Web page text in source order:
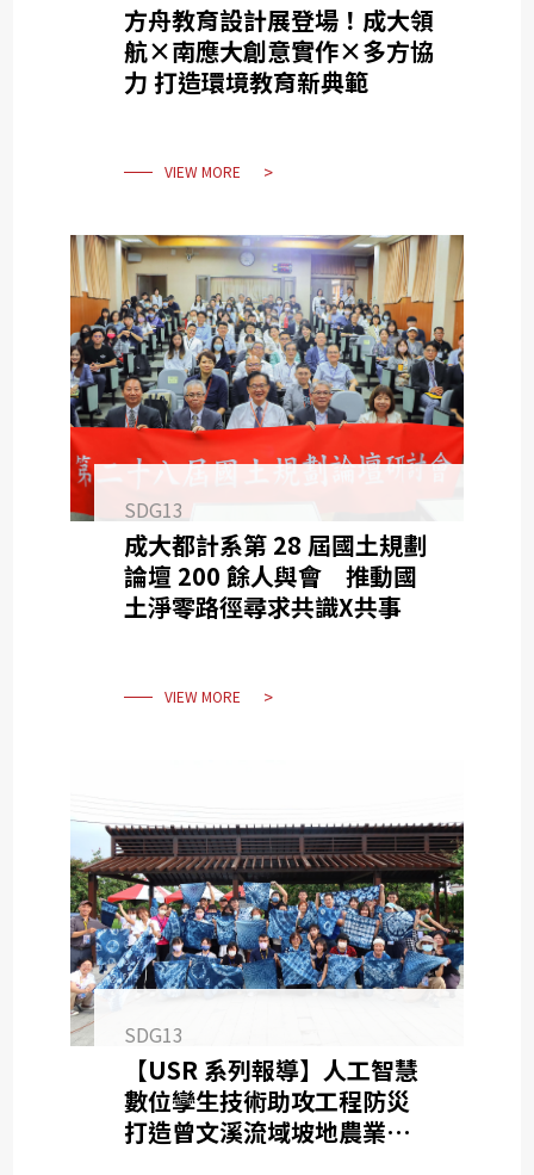
方舟教育設計展登場！成大領
航×南應大創意實作×多方協
力 打造環境教育新典範
VIEW MORE
SDG13
成大都計系第 28 屆國土規劃
論壇 200 餘人與會 推動國
土淨零路徑尋求共識X共事
VIEW MORE
SDG13
【USR 系列報導】人工智慧
數位孿生技術助攻工程防災
打造曾文溪流域坡地農業永續